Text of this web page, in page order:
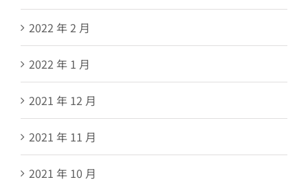
2022 年 2 月
2022 年 1 月
2021 年 12 月
2021 年 11 月
2021 年 10 月